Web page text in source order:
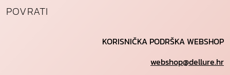
POVRATI
KORISNIČKA PODRŠKA WEBSHOP
webshop@dellure.hr